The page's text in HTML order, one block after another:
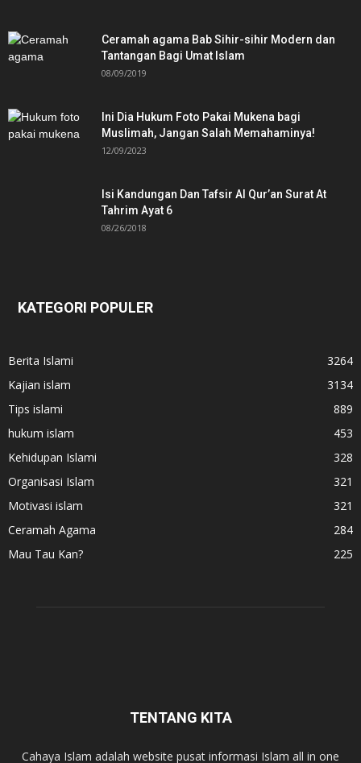
Ceramah agama Bab Sihir-sihir Modern dan
Tantangan Bagi Umat Islam
08/09/2019
Ini Dia Hukum Foto Pakai Mukena bagi
Muslimah, Jangan Salah Memahaminya!
12/09/2023
Isi Kandungan Dan Tafsir Al Qur’an Surat At
Tahrim Ayat 6
08/26/2018
KATEGORI POPULER
Berita Islami
3264
Kajian islam
3134
Tips islami
889
hukum islam
453
Kehidupan Islami
328
Organisasi Islam
321
Motivasi islam
321
Ceramah Agama
284
Mau Tau Kan?
225
TENTANG KITA
Cahaya Islam adalah website pusat informasi Islam all in one